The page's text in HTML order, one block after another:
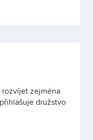
zejména
družstvo